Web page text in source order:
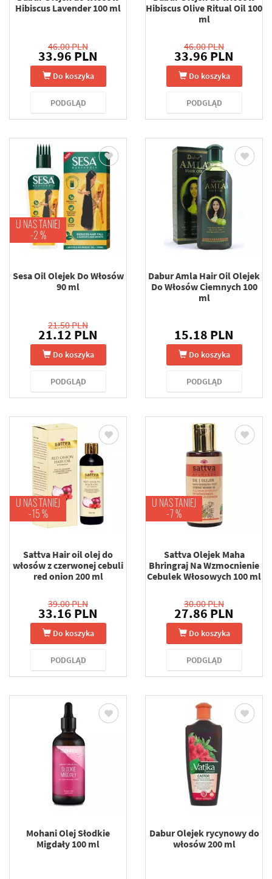
Hibiscus Lavender 100 ml
46.00 PLN
33.96 PLN
Do koszyka
PODGLĄD
Hibiscus Olive Ritual Oil 100
ml
46.00 PLN
33.96 PLN
Do koszyka
PODGLĄD
U NAS TANIEJ
-2 %
Sesa Oil Olejek Do Włosów
90 ml
21.50 PLN
21.12 PLN
Do koszyka
PODGLĄD
Dabur Amla Hair Oil Olejek
Do Włosów Ciemnych 100
ml
15.18 PLN
Do koszyka
PODGLĄD
U NAS TANIEJ
-15 %
Sattva Hair oil olej do
włosów z czerwonej cebuli
red onion 200 ml
39.00 PLN
33.16 PLN
Do koszyka
PODGLĄD
U NAS TANIEJ
-7 %
Sattva Olejek Maha
Bhringraj Na Wzmocnienie
Cebulek Włosowych 100 ml
30.00 PLN
27.86 PLN
Do koszyka
PODGLĄD
Mohani Olej Słodkie
Migdały 100 ml
Dabur Olejek rycynowy do
włosów 200 ml